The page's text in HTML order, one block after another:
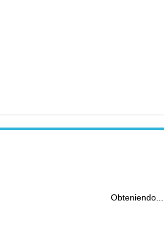
Obteniendo...